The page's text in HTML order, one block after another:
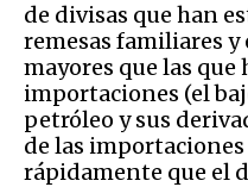
de divisas que han
remesas familiares
mayores que las que
importaciones (el
petróleo y sus
de las
rápidamente que el